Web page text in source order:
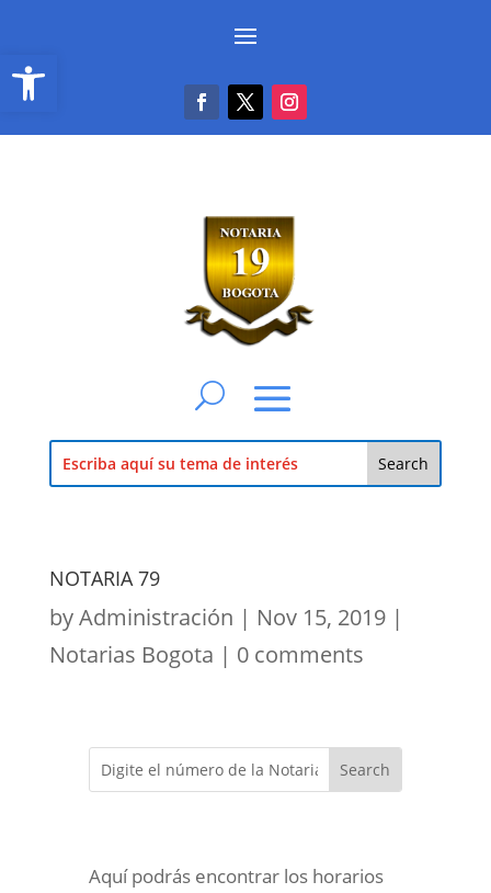
Abrir barra de herramientas
NOTARIA 79
byAdministración | Nov 15, 2019|
Notarias Bogota | 0 comments
Aquí podrás encontrar los horarios